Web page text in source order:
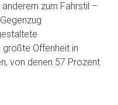
zum Fahrstil –
größte Offenheit in
von denen 57 Prozent